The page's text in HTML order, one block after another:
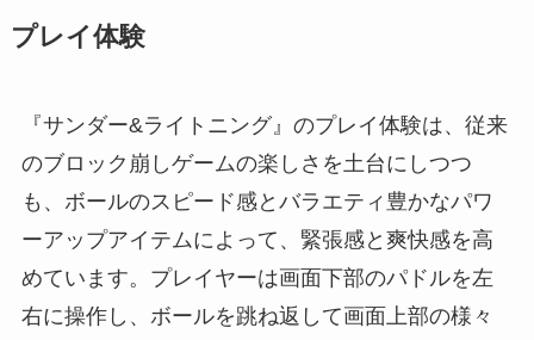
プレイ体験
『サンダー&ライトニング』のプレイ体験は、従来
のブロック崩しゲームの楽しさを土台にしつつ
も、ボールのスピード感とバラエティ豊かなパワ
ーアップアイテムによって、緊張感と爽快感を高
めています。プレイヤーは画面下部のパドルを左
右に操作し、ボールを跳ね返して画面上部の様々